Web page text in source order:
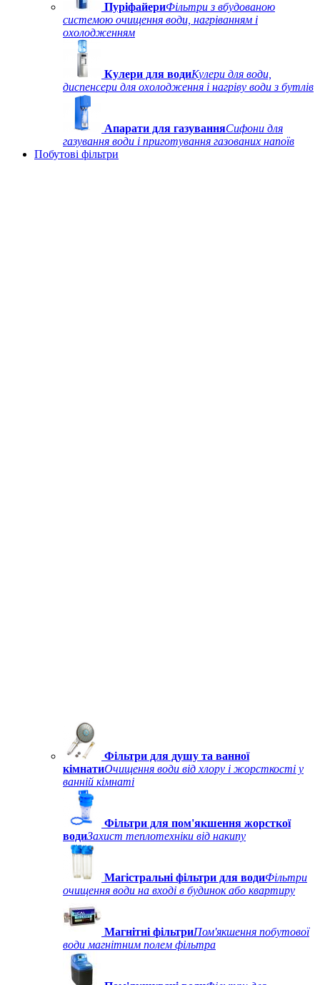
ПуріфайериФільтри з вбудованою
системою очищення води, нагріванням і
охолодженням
Кулери для водиКулери для води,
диспенсери для охолодження і нагріву води з бутлів
Апарати для газуванняСифони для
газування води і приготування газованих напоїв
Побутові фільтри
Фільтри для душу та ванної
кімнатиОчищення води від хлору і жорсткості у
ванній кімнаті
Фільтри для пом'якшення жорсткої
водиЗахист теплотехніки від накипу
Магістральні фільтри для водиФільтри
очищення води на вході в будинок або квартиру
Магнітні фільтриПом'якшення побутової
води магнітним полем фільтра